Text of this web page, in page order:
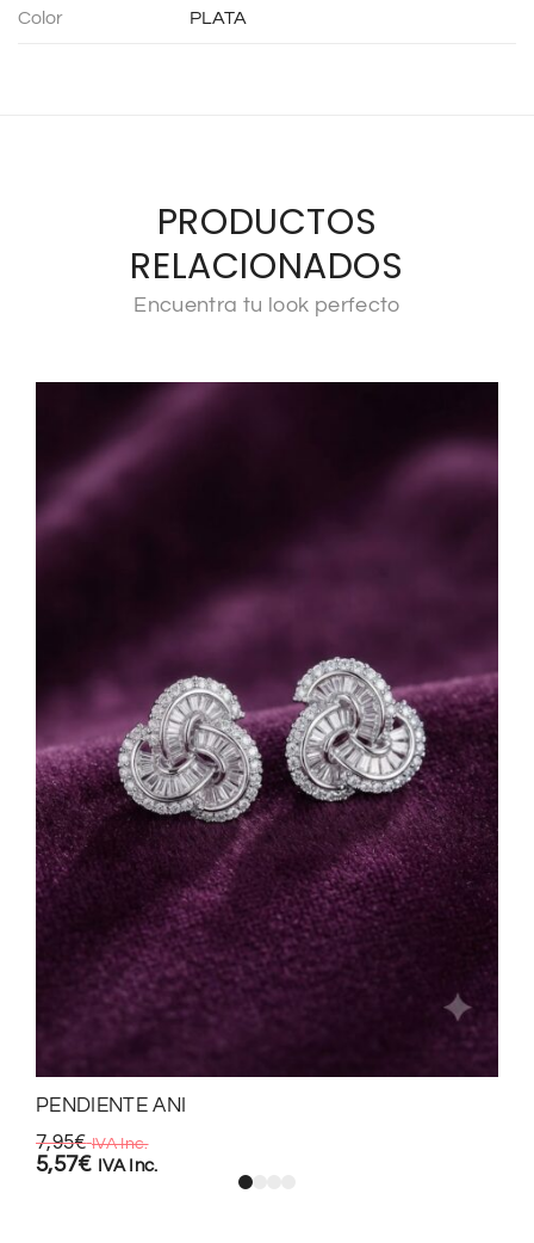
Color PLATA
PRODUCTOS
RELACIONADOS
Encuentra tu look perfecto
PENDIENTE ANI
7,95€ IVA Inc.
5,57€ IVA Inc.